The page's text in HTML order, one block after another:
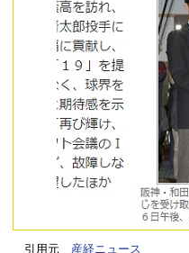
引用元 産経ニュース